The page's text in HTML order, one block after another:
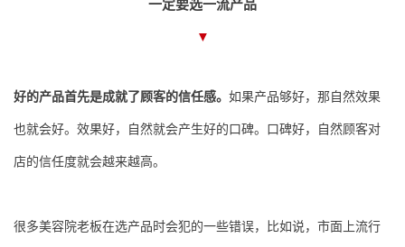
▼
好的产品首先是成就了顾客的信任感。 如果产品够好，那自然效果
也就会好。效果好，自然就会产生好的口碑。口碑好，自然顾客对
店的信任度就会越来越高。
很多美容院老板在选产品时会犯的一些错误，比如说，市面上流行